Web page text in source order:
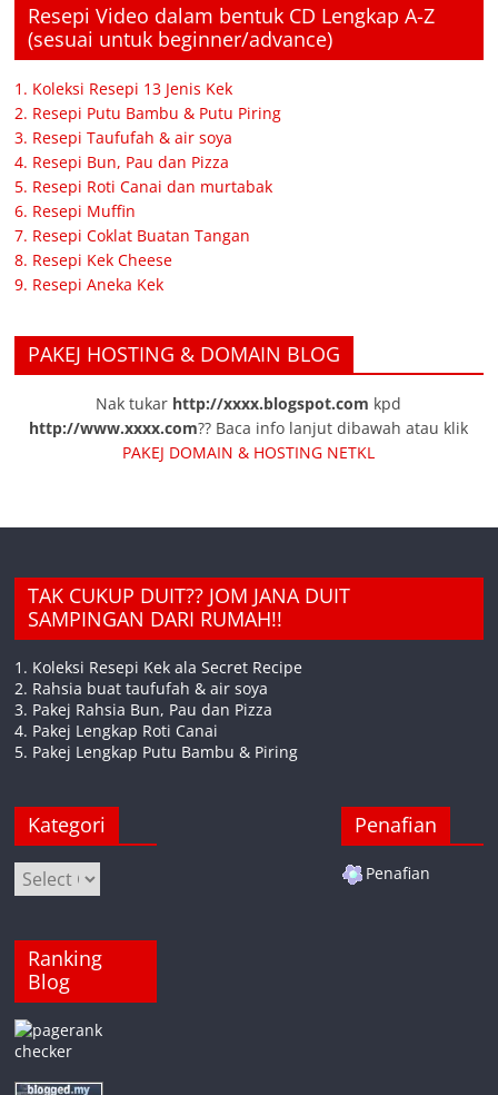
Resepi Video dalam bentuk CD Lengkap A-Z
(sesuai untuk beginner/advance)
1. Koleksi Resepi 13 Jenis Kek
2. Resepi Putu Bambu & Putu Piring
3. Resepi Taufufah & air soya
4. Resepi Bun, Pau dan Pizza
5. Resepi Roti Canai dan murtabak
6. Resepi Muffin
7. Resepi Coklat Buatan Tangan
8. Resepi Kek Cheese
9. Resepi Aneka Kek
PAKEJ HOSTING & DOMAIN BLOG
Nak tukar http://xxxx.blogspot.com kpd
http://www.xxxx.com?? Baca info lanjut dibawah atau klik
PAKEJ DOMAIN & HOSTING NETKL
TAK CUKUP DUIT?? JOM JANA DUIT
SAMPINGAN DARI RUMAH!!
1. Koleksi Resepi Kek ala Secret Recipe
2. Rahsia buat taufufah & air soya
3. Pakej Rahsia Bun, Pau dan Pizza
4. Pakej Lengkap Roti Canai
5. Pakej Lengkap Putu Bambu & Piring
Kategori
Kategori
Ranking
Blog
Penafian
Penafian